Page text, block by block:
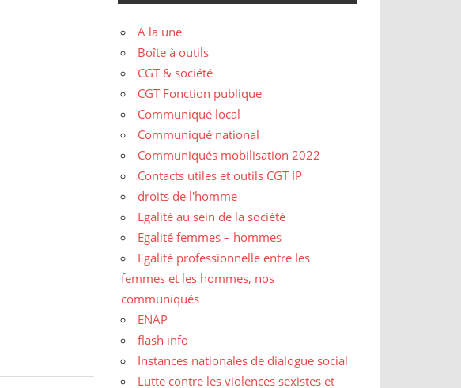
A la une
Boîte à outils
CGT & société
CGT Fonction publique
Communiqué local
Communiqué national
Communiqués mobilisation 2022
Contacts utiles et outils CGT IP
droits de l'homme
Egalité au sein de la société
Egalité femmes – hommes
Egalité professionnelle entre les
femmes et les hommes, nos
communiqués
ENAP
flash info
Instances nationales de dialogue social
Lutte contre les violences sexistes et